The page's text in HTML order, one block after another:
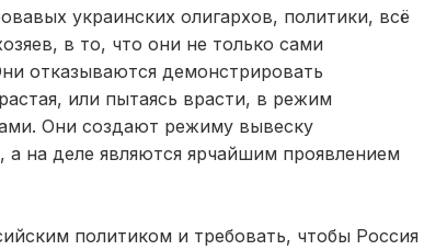
украинских олигархов, политики, всё
в то, что они не только сами
отказываются демонстрировать
или пытаясь врасти, в режим
Они создают режиму вывеску
а на деле являются ярчайшим проявлением
политиком и требовать, чтобы Россия